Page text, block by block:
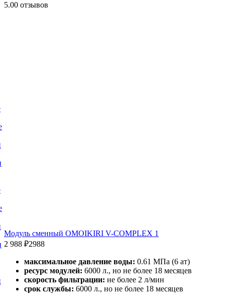
5.00 отзывов
Модуль сменный OMOIKIRI V-COMPLEX 1
2 988 ₽2988
максимальное давление воды: 0.61 МПа (6 ат)
ресурс модулей: 6000 л., но не более 18 месяцев
скорость фильтрации: не более 2 л/мин
срок службы: 6000 л., но не более 18 месяцев